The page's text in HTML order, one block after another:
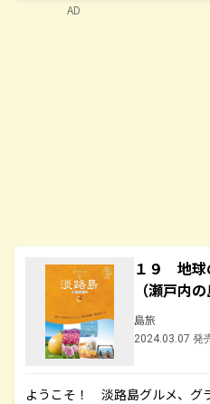
１９ 地
（瀬戸内
島旅
2024.03.07 発
ようこそ！ 淡路島グルメ、グ
AD